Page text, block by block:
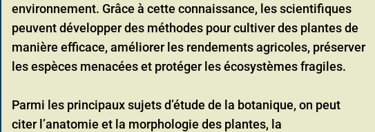
environnement. Grâce à cette connaissance, les scientifiques
peuvent développer des méthodes pour cultiver des plantes de
manière efficace, améliorer les rendements agricoles, préserver
les espèces menacées et protéger les écosystèmes fragiles.
Parmi les principaux sujets d’étude de la botanique, on peut
citer l’anatomie et la morphologie des plantes, la
Primevère